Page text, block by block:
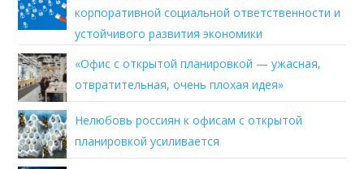
корпоративной социальной ответственности и
устойчивого развития экономики
«Офис с открытой планировкой — ужасная,
отвратительная, очень плохая идея»
Нелюбовь россиян к офисам с открытой
планировкой усиливается